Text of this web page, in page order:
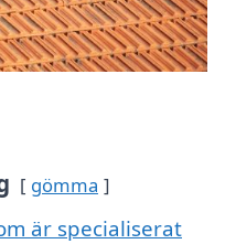
gömma
är specialiserat